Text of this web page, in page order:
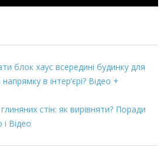
блок хаус всередині будинку для
в інтер’єрі? Відео +
стін: як вирівняти? Поради
Відео